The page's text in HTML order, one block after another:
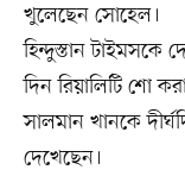
খুলেছেন সোহেল।
হিন্দুস্তান
দিন রিয়ালিটি শো
সালমান খানকে
দেখেছেন।